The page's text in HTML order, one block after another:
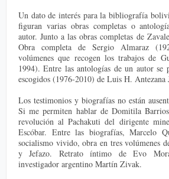
Un dato de interés para la bibliografía
figuran varias obras completas o
autor. Junto a las obras completas de
Obra completa de Sergio Almaraz
volúmenes que recogen los trabajos de
1994). Entre las antologías de un autor se
escogidos (1976-2010) de Luis H.
Los testimonios y biografías no están
Si me permiten hablar de Domitila
revolución al Pachakuti del dirigente
Escóbar. Entre las biografías, Marcelo
socialismo vivido, obra en tres volúmenes
y Jefazo. Retrato íntimo de Evo
investigador argentino Martín Zivak.